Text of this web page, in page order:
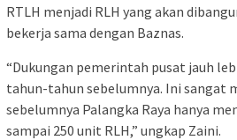
RTLH menjadi RLH yang akan
bekerja sama dengan Baznas.
“Dukungan pemerintah pusat jauh
tahun-tahun sebelumnya. Ini sangat
sebelumnya Palangka Raya hanya
sampai 250 unit RLH,” ungkap Zaini.